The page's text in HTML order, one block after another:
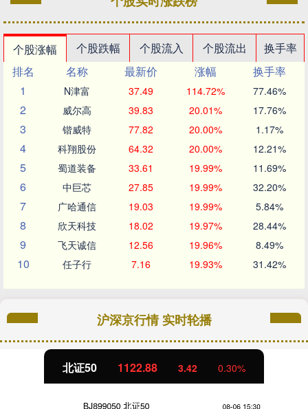
个股涨幅 个股跌幅 个股流入 个股流出
换手率
排名
名称 最新价 涨幅
换手率
1
N津富 37.49 114.72% 77.46%
2 威尔高 39.83 20.01% 17.76%
3 锴威特 77.82 20.00% 1.17%
4 科翔股份 64.32 20.00% 12.21%
5 蜀道装备 33.61 19.99% 11.69%
6 中巨芯 27.85 19.99% 32.20%
7 广哈通信 19.03 19.99% 5.84%
8 欣天科技 18.02 19.97% 28.44%
9 飞天诚信 12.56 19.96% 8.49%
10 任子行 7.16 19.93% 31.42%
沪深京行情 实时轮播
北证50 1122.88 3.42 0.30%